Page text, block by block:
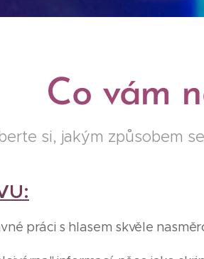
Co vám
si, jakým způsobem
práci s hlasem skvěle